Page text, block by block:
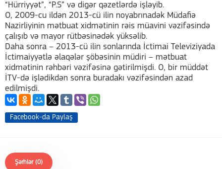
“Hürriyyət”, “P.S” və digər qəzetlərdə işləyib.
O, 2009-cu ildən 2013-cü ilin noyabrınadək Müdafiə
Nazirliyinin mətbuat xidmətinin rəis müavini vəzifəsində
çalışıb və mayor rütbəsinədək yüksəlib.
Daha sonra – 2013-cü ilin sonlarında İctimai Televiziyada
İctimaiyyətlə əlaqələr şöbəsinin müdiri – mətbuat
xidmətinin rəhbəri vəzifəsinə gətirilmişdi. O, bir müddət
İTV-də işlədikdən sonra buradakı vəzifəsindən azad
edilmişdi.
Facebook-da Paylaş
Şərhlər (0)